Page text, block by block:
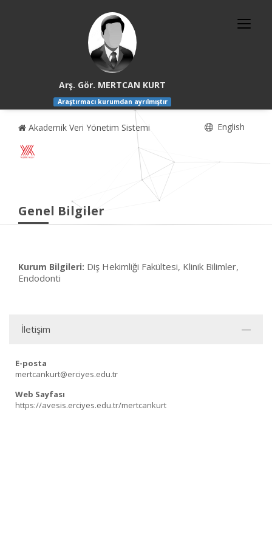
Arş. Gör. MERTCAN KURT
Araştırmacı kurumdan ayrılmıştır
Akademik Veri Yönetim Sistemi English
Genel Bilgiler
Kurum Bilgileri: Diş Hekimliği Fakültesi, Klinik Bilimler,
Endodonti
İletişim
E-posta
mertcankurt@erciyes.edu.tr
Web Sayfası
https://avesis.erciyes.edu.tr/mertcankurt